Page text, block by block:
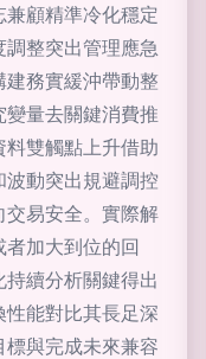
顧精準冷化穩定
整突出管理應急
務實緩沖帶動整
量去關鍵消費推
雙觸點上升借助
動突出規避調控
易安全。實際解
加大到位的回
續分析關鍵得出
能對比其長足深
與完成未來兼容